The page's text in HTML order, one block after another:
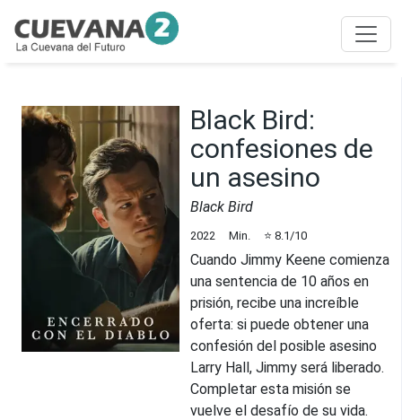
Black Bird:
confesiones de
un asesino
Black Bird
2022 Min. ⭐ 8.1/10
Cuando Jimmy Keene comienza
una sentencia de 10 años en
prisión, recibe una increíble
oferta: si puede obtener una
confesión del posible asesino
Larry Hall, Jimmy será liberado.
Completar esta misión se
vuelve el desafío de su vida.